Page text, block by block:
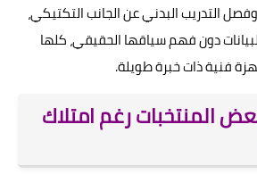
التدريب البدني عن الجانب التكتيكي،
دون فهم سياقها الحقيقي، كلها
فنية ذات خبرة طويلة.
المنتخبات رغم امتلاك